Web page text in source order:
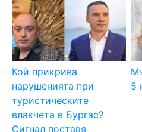
Кой прикрива
нарушенията при
туристическите
влакчета в Бургас?
Сигнал поставя
5